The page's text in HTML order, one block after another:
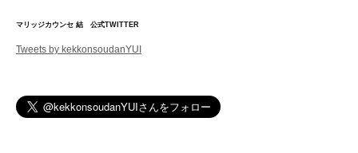
マリッジカウンセ 結 公式TWITTER
Tweets by kekkonsoudanYUI